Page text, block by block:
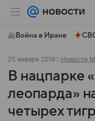
Война в Иране
25 января 2019 Новости
В нацпарке
леопарда»
четырех